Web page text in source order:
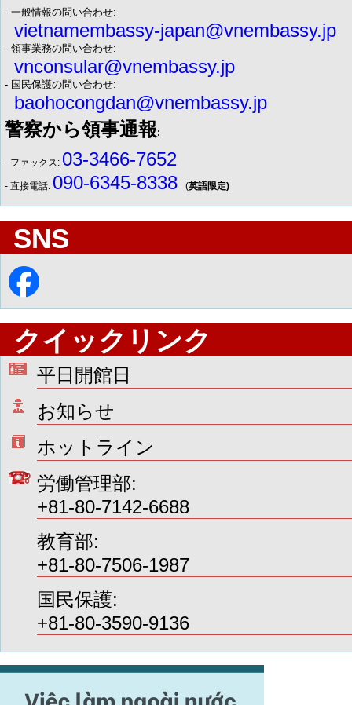
- 一般情報の問い合わせ:
vietnamembassy-japan@vnembassy.jp
- 領事業務の問い合わせ:
vnconsular@vnembassy.jp
- 国民保護の問い合わせ:
baohocongdan@vnembassy.jp
警察から領事通報:
- ファックス: 03-3466-7652
- 直接電話: 090-6345-8338 (英語限定)
SNS
クイックリンク
平日開館日
お知らせ
ホットライン
労働管理部:
+81-80-7142-6688
教育部:
+81-80-7506-1987
国民保護:
+81-80-3590-9136